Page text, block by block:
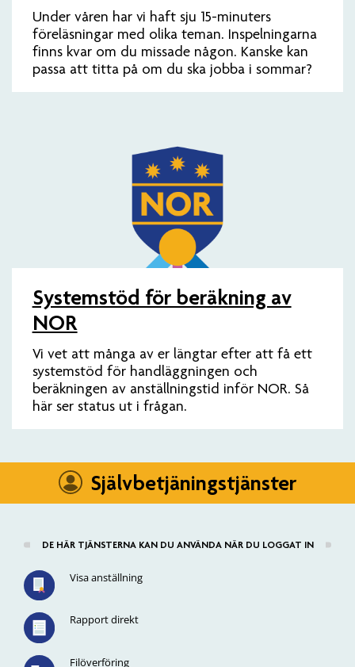
Under våren har vi haft sju 15-minuters
föreläsningar med olika teman. Inspelningarna
finns kvar om du missade någon. Kanske kan
passa att titta på om du ska jobba i sommar?
Systemstöd för beräkning av
NOR
Vi vet att många av er längtar efter att få ett
systemstöd för handläggningen och
beräkningen av anställningstid inför NOR. Så
här ser status ut i frågan.
Självbetjäningstjänster
DE HÄR TJÄNSTERNA KAN DU ANVÄNDA NÄR DU LOGGAT IN
Visa anställning
Rapport direkt
Filöverföring